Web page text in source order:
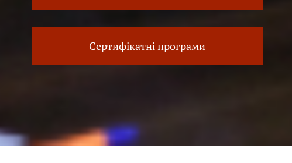
Сертифікатні програми